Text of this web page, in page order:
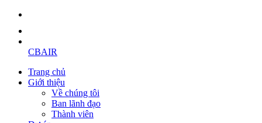
CBAIR
Trang chủ
Giới thiệu
Về chúng tôi
Ban lãnh đạo
Thành viên